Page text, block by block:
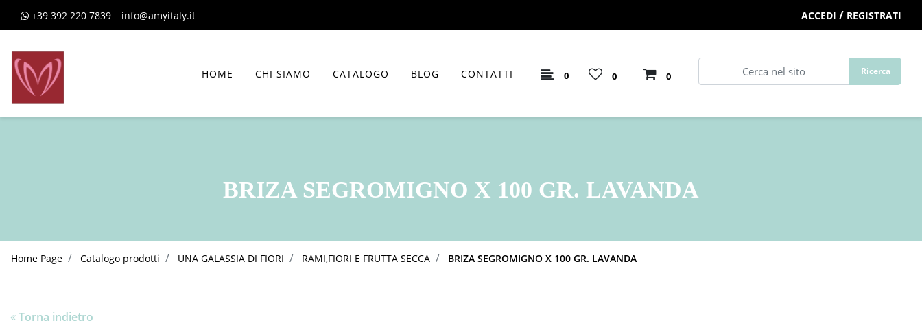
+39 392 220 7839 info@amyitaly.it ACCEDI / REGISTRATI
HOME CHI SIAMO CATALOGO BLOG CONTATTI 0 0 0
BRIZA SEGROMIGNO X 100 GR. LAVANDA
Home Page Catalogo prodotti UNA GALASSIA DI FIORI RAMI,FIORI E FRUTTA SECCA BRIZA SEGROMIGNO X 100 GR. LAVANDA
Torna indietro